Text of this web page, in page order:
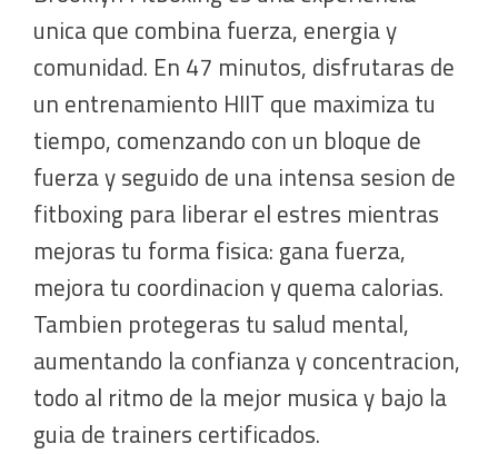
unica que combina fuerza, energia y
comunidad. En 47 minutos, disfrutaras de
un entrenamiento HIIT que maximiza tu
tiempo, comenzando con un bloque de
fuerza y seguido de una intensa sesion de
fitboxing para liberar el estres mientras
mejoras tu forma fisica: gana fuerza,
mejora tu coordinacion y quema calorias.
Tambien protegeras tu salud mental,
aumentando la confianza y concentracion,
todo al ritmo de la mejor musica y bajo la
guia de trainers certificados.